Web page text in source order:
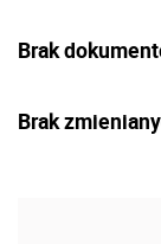
Brak
Brak